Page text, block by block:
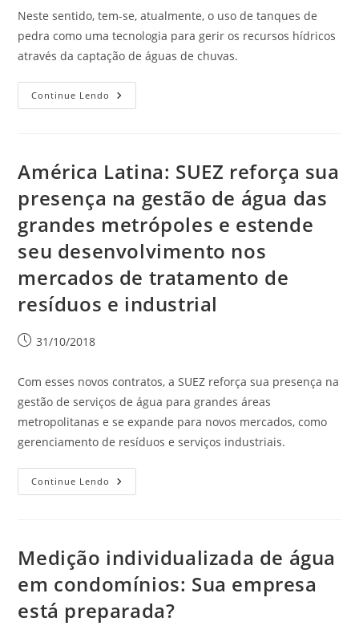
Neste sentido, tem-se, atualmente, o uso de tanques de
pedra como uma tecnologia para gerir os recursos hídricos
através da captação de águas de chuvas.
Continue Lendo
América Latina: SUEZ reforça sua
presença na gestão de água das
grandes metrópoles e estende
seu desenvolvimento nos
mercados de tratamento de
resíduos e industrial
31/10/2018
Com esses novos contratos, a SUEZ reforça sua presença na
gestão de serviços de água para grandes áreas
metropolitanas e se expande para novos mercados, como
gerenciamento de resíduos e serviços industriais.
Continue Lendo
Medição individualizada de água
em condomínios: Sua empresa
está preparada?